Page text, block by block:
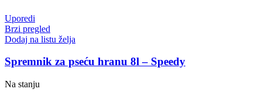
Uporedi
Brzi pregled
Dodaj na listu želja
Spremnik za pseću hranu 8l – Speedy
Na stanju